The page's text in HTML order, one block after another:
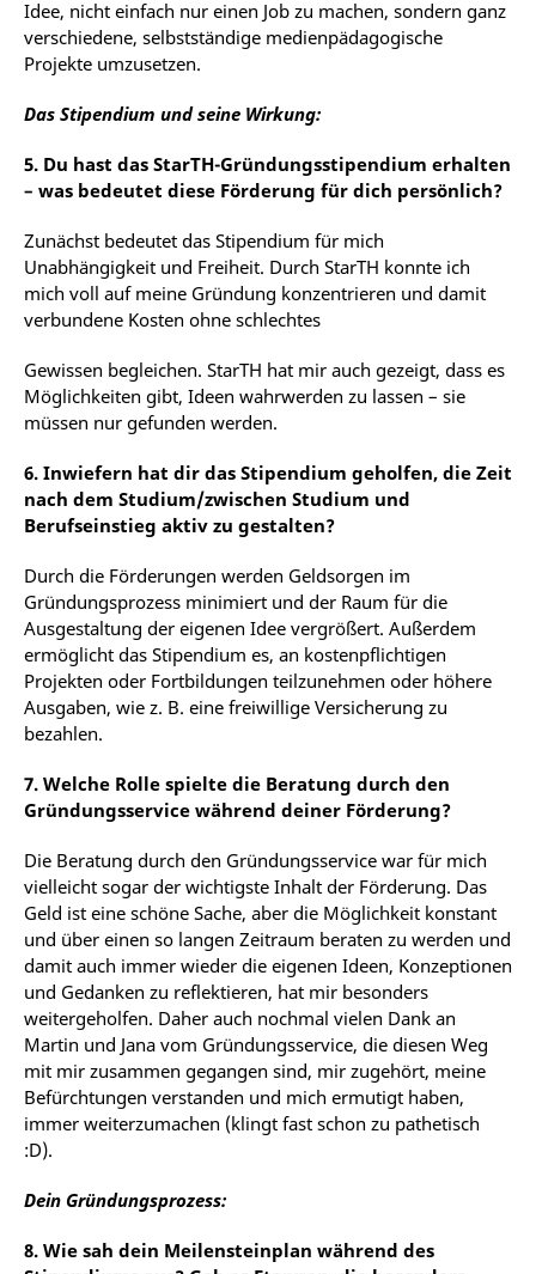
Idee, nicht einfach nur einen Job zu machen, sondern ganz
verschiedene, selbstständige medienpädagogische
Projekte umzusetzen.
Das Stipendium und seine Wirkung:
5. Du hast das StarTH-Gründungsstipendium erhalten
– was bedeutet diese Förderung für dich persönlich?
Zunächst bedeutet das Stipendium für mich
Unabhängigkeit und Freiheit. Durch StarTH konnte ich
mich voll auf meine Gründung konzentrieren und damit
verbundene Kosten ohne schlechtes
Gewissen begleichen. StarTH hat mir auch gezeigt, dass es
Möglichkeiten gibt, Ideen wahrwerden zu lassen – sie
müssen nur gefunden werden.
6. Inwiefern hat dir das Stipendium geholfen, die Zeit
nach dem Studium/zwischen Studium und
Berufseinstieg aktiv zu gestalten?
Durch die Förderungen werden Geldsorgen im
Gründungsprozess minimiert und der Raum für die
Ausgestaltung der eigenen Idee vergrößert. Außerdem
ermöglicht das Stipendium es, an kostenpflichtigen
Projekten oder Fortbildungen teilzunehmen oder höhere
Ausgaben, wie z. B. eine freiwillige Versicherung zu
bezahlen.
7. Welche Rolle spielte die Beratung durch den
Gründungsservice während deiner Förderung?
Die Beratung durch den Gründungsservice war für mich
vielleicht sogar der wichtigste Inhalt der Förderung. Das
Geld ist eine schöne Sache, aber die Möglichkeit konstant
und über einen so langen Zeitraum beraten zu werden und
damit auch immer wieder die eigenen Ideen, Konzeptionen
und Gedanken zu reflektieren, hat mir besonders
weitergeholfen. Daher auch nochmal vielen Dank an
Martin und Jana vom Gründungsservice, die diesen Weg
mit mir zusammen gegangen sind, mir zugehört, meine
Befürchtungen verstanden und mich ermutigt haben,
immer weiterzumachen (klingt fast schon zu pathetisch
:D).
Dein Gründungsprozess:
8. Wie sah dein Meilensteinplan während des